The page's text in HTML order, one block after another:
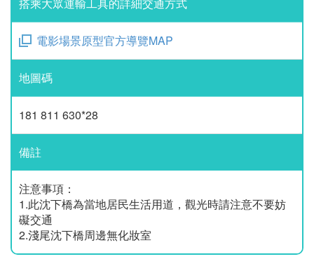
搭乘大眾運輸工具的詳細交通方式
電影場景原型官方導覽MAP
地圖碼
181 811 630*28
備註
注意事項：
1.此沈下橋為當地居民生活用道，觀光時請注意不要妨
礙交通
2.淺尾沈下橋周邊無化妝室